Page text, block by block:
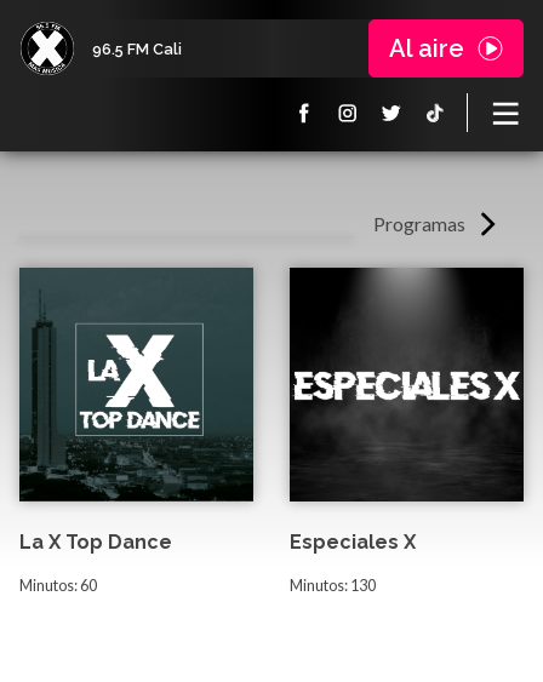
96.5 FM Cali Al aire
Programas
La X Top Dance
Minutos: 60
Especiales X
Minutos: 130